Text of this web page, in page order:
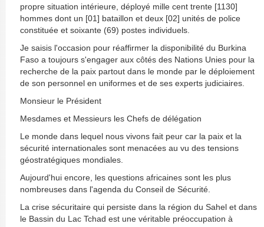
propre situation intérieure, déployé mille cent trente [1130]
hommes dont un [01] bataillon et deux [02] unités de police
constituée et soixante (69) postes individuels.
Je saisis l'occasion pour réaffirmer la disponibilité du Burkina
Faso a toujours s'engager aux côtés des Nations Unies pour la
recherche de la paix partout dans le monde par le déploiement
de son personnel en uniformes et de ses experts judiciaires.
Monsieur le Président
Mesdames et Messieurs les Chefs de délégation
Le monde dans lequel nous vivons fait peur car la paix et la
sécurité internationales sont menacées au vu des tensions
géostratégiques mondiales.
Aujourd'hui encore, les questions africaines sont les plus
nombreuses dans l'agenda du Conseil de Sécurité.
La crise sécuritaire qui persiste dans la région du Sahel et dans
le Bassin du Lac Tchad est une véritable préoccupation à